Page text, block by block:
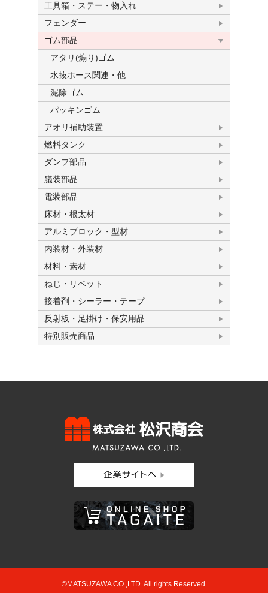
工具箱・ステー・物入れ
フェンダー
ゴム部品
アタリ(煽り)ゴム
水抜ホース関連・他
泥除ゴム
パッキンゴム
アオリ補助装置
燃料タンク
ダンプ部品
艤装部品
電装部品
床材・根太材
アルミブロック・型材
内装材・外装材
材料・素材
ねじ・リベット
接着剤・シーラー・テープ
反射板・足掛け・保安用品
特別販売商品
©MATSUZAWA CO.,LTD. All rights Reserved.